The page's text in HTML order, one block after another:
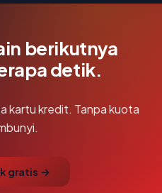
berikutnya
detik.
kartu kredit. Tanpa kuota
gratis →